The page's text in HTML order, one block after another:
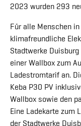
2023 wurden 293
Für alle Menschen
klimafreundliche
Stadtwerke
einer Wallbox zum
Ladestromtarif an.
Keba P30 PV
Wallbox sowie den
Eine Ladekarte zum
der Stadtwerke